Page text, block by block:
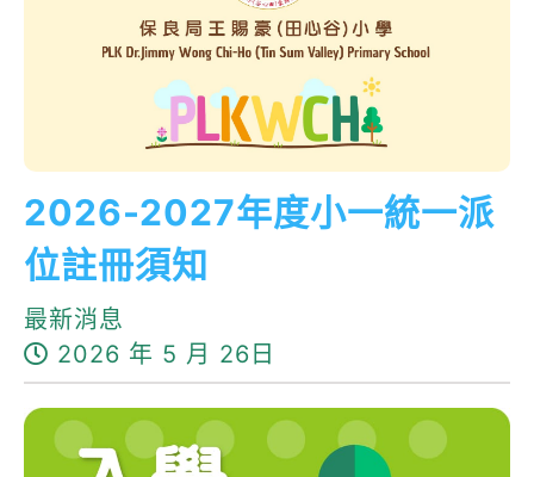
2026-2027年度小一統一派
位註冊須知
最新消息
2026 年 5 月 26日